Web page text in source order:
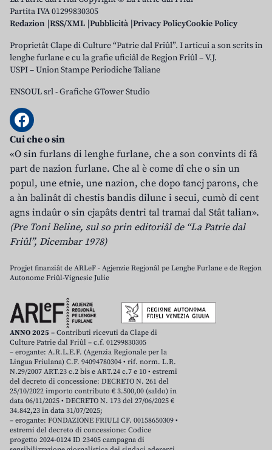
Partita IVA 01299830305
Redazion RSS/XML Pubblicità Privacy PolicyCookie Policy
Proprietât Clape di Culture “Patrie dal Friûl”. I articui a son scrits in
lenghe furlane e cu la grafie uficiâl de Regjon Friûl – V.J.
USPI – Union Stampe Periodiche Taliane
ENSOUL srl-Grafiche GTower Studio
Cui che o sin
«O sin furlans di lenghe furlane, che a son convints di fâ
part de nazion furlane. Che al è come dî che o sin un
popul, une etnie, une nazion, che dopo tancj parons, che
a àn balinât di chestis bandis dilunc i secui, cumò di cent
agns indaûr o sin cjapâts dentri tal tramai dal Stât talian».
(Pre Toni Beline, sul so prin editoriâl de “La Patrie dal
Friûl”, Dicembar 1978)
Progjet finanziât de ARLeF - Agjenzie Regjonâl pe Lenghe Furlane e de Regjon
Autonome Friûl-Vignesie Julie
ANNO 2025 – Contributi ricevuti da Clape di
Culture Patrie dal Friûl – c.f. 01299830305
– erogante: A.R.L.E.F. (Agenzia Regionale per la
Lingua Friulana) C.F. 94094780304 • rif. norm. L.R.
N.29/2007 ART.23 c.2 bis e ART.24 c.7 e 10 • estremi
del decreto di concessione: DECRETO N. 261 del
25/10/2022 importo contributo € 3.500,00 (saldo) in
data 06/11/2025 • DECRETO N. 173 del 27/06/2025 €
34.842,23 in data 31/07/2025;
– erogante: FONDAZIONE FRIULI CF. 00158650309 •
estremi del decreto di concessione: Codice
progetto 2024-0124 ID 23405 campagna di